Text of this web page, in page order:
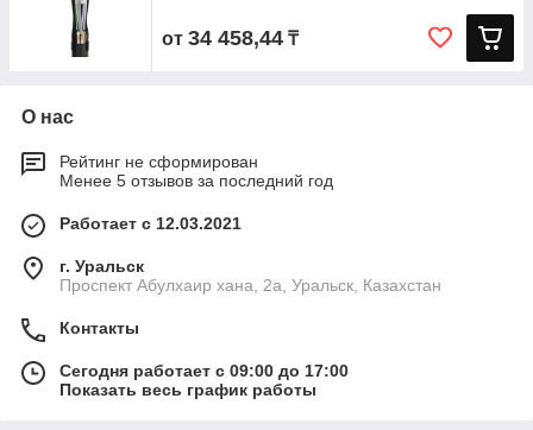
от 34 458,44 ₸
О нас
Рейтинг не сформирован
Менее 5 отзывов за последний год
Работает с 12.03.2021
г. Уральск
Проспект Абулхаир хана, 2а, Уральск, Казахстан
Контакты
Сегодня работает с 09:00 до 17:00
Показать весь график работы